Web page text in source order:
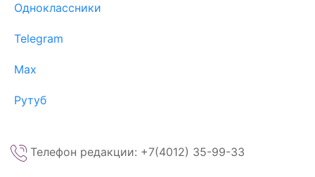
Одноклассники
Telegram
Max
Рутуб
Телефон редакции: +7(4012) 35-99-33